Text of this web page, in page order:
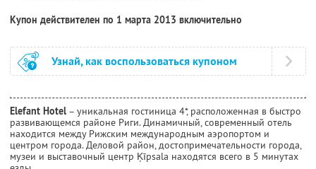
Купон действителен по 1 марта 2013 включительно
Узнай, как воспользоваться купоном
Elefant Hotel – уникальная гостиница 4*, расположенная в быстро
развивающемся районе Риги. Динамичный, современный отель
находится между Рижским международным аэропортом и
центром города. Деловой район, достопримечательности города,
музеи и выставочный центр Ķīpsala находятся всего в 5 минутах